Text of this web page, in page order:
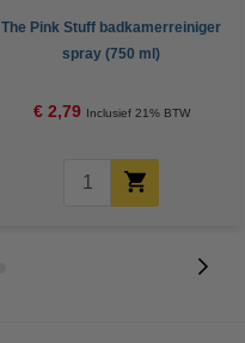
The Pink Stuff badkamerreiniger
spray (750 ml)
€ 2,79 Inclusief 21% BTW